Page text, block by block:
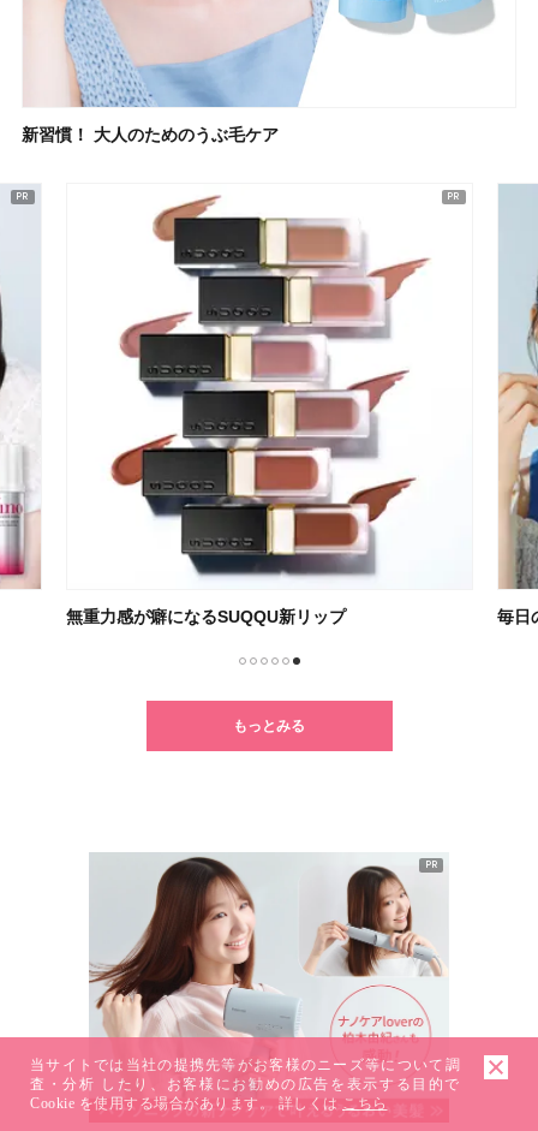
新習慣！ 大人のためのうぶ毛ケア
無重力感が癖になるSUQQU新リップ 毎日
もっとみる
PR
当サイトでは当社の提携先等がお客様のニーズ等について調
査・分析 したり、お客様にお勧めの広告を表示する目的で
Cookie を使用する場合があります。 詳しくは こちら